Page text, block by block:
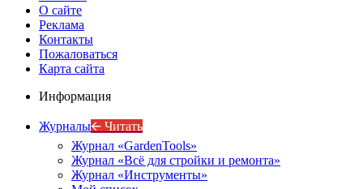
О сайте
Реклама
Контакты
Пожаловаться
Карта сайта
Информация
Журналы🡨 Читать
Журнал «GardenTools»
Журнал «Всё для стройки и ремонта»
Журнал «Инструменты»